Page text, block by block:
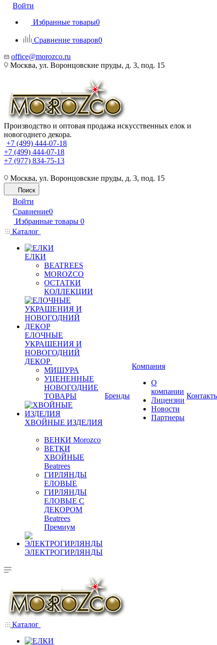
Войти
Избранные товары0
Сравнение товаров0
office@morozco.ru
Москва, ул. Воронцовские пруды, д. 3, под. 15
Производство и оптовая продажа искусственных елок и
новогоднего декора.
+7 (499) 444-07-18
+7 (499) 444-07-18
+7 (977) 834-75-13
Москва, ул. Воронцовские пруды, д. 3, под. 15
Поиск
Войти
Сравнение0
Избранные товары 0
Каталог
ЕЛКИ
BEATREES
MOROZCO
ОСТАТКИ
КОЛЛЕКЦИИ
ЕЛОЧНЫЕ
УКРАШЕНИЯ И
НОВОГОДНИЙ
ДЕКОР
МИШУРА
УЦЕНЕННЫЕ
НОВОГОДНИЕ
ТОВАРЫ
ХВОЙНЫЕ ИЗДЕЛИЯ
ВЕНКИ Morozco
ВЕТКИ
ХВОЙНЫЕ
Beatrees
ГИРЛЯНДЫ
ЕЛОВЫЕ
ГИРЛЯНДЫ
ЕЛОВЫЕ С
ДЕКОРОМ
Beatrees
Премиум
ЭЛЕКТРОГИРЛЯНДЫ
Бренды
Компания
О
компании
Лицензии
Новости
Партнеры
Каталог